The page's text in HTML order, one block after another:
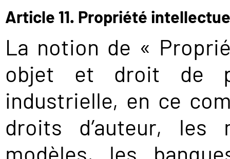
Article 11. Propriété
La notion de «
objet et droit de
industrielle, en ce
droits d’auteur, les
modèles, les